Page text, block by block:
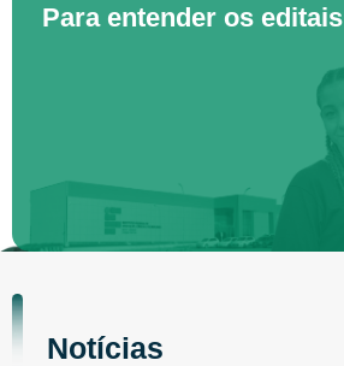
Para entender os editais
Notícias